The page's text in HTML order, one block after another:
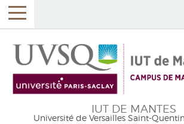
IUT DE MANTES
Université de Versailles Saint-